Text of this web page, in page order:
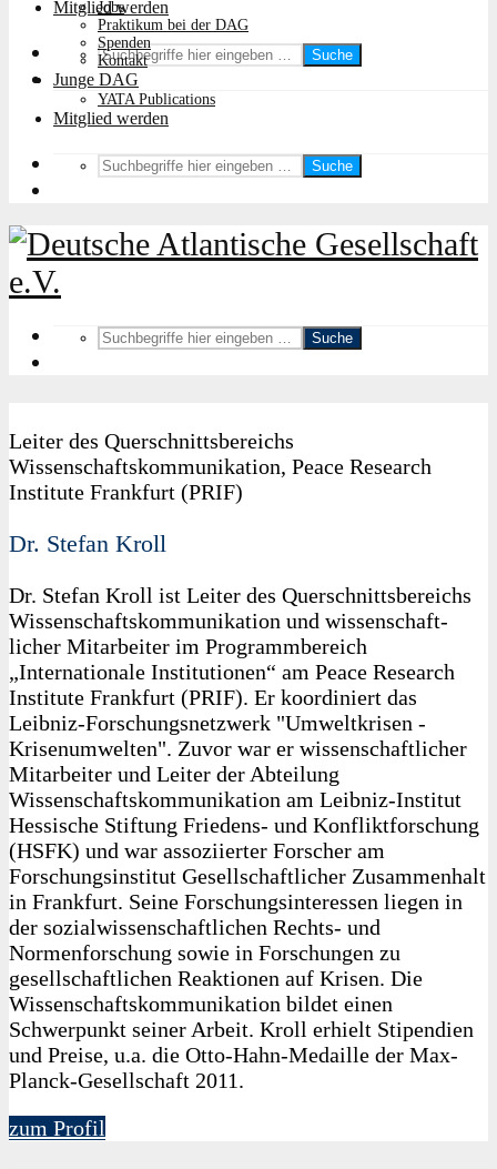
Mitglied werden
Suche
Jobs
Praktikum bei der DAG
Spenden
Kontakt
Junge DAG
YATA Publications
Mitglied werden
Suche
Suche
Leiter des Querschnittsbereichs
Wissenschaftskommunikation, Peace Research
Institute Frankfurt (PRIF)
Dr. Stefan Kroll
Dr. Stefan Kroll ist Leiter des Querschnittsbereichs
Wissenschaftskommunikation und wissenschaft-
licher Mitarbeiter im Programmbereich
„Internationale Institutionen“ am Peace Research
Institute Frankfurt (PRIF). Er koordiniert das
Leibniz-Forschungsnetzwerk "Umweltkrisen -
Krisenumwelten". Zuvor war er wissenschaftlicher
Mitarbeiter und Leiter der Abteilung
Wissenschaftskommunikation am Leibniz-Institut
Hessische Stiftung Friedens- und Konfliktforschung
(HSFK) und war assoziierter Forscher am
Forschungsinstitut Gesellschaftlicher Zusammenhalt
in Frankfurt. Seine Forschungsinteressen liegen in
der sozialwissenschaftlichen Rechts- und
Normenforschung sowie in Forschungen zu
gesellschaftlichen Reaktionen auf Krisen. Die
Wissenschaftskommunikation bildet einen
Schwerpunkt seiner Arbeit. Kroll erhielt Stipendien
und Preise, u.a. die Otto-Hahn-Medaille der Max-
Planck-Gesellschaft 2011.
zum Profil